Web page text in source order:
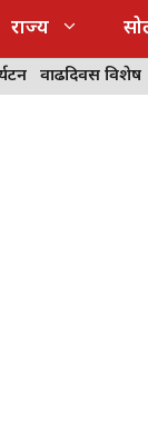
राज्य
वाढदिवस विशेष